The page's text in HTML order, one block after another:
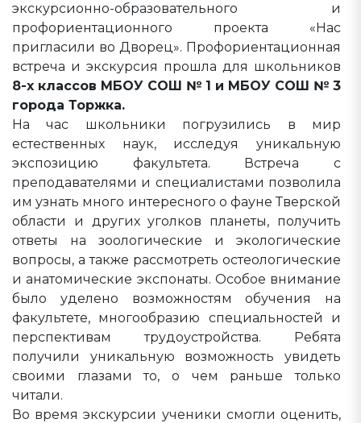
экскурсионно-образовательного и
профориентационного проекта «Нас
пригласили во Дворец». Профориентационная
встреча и экскурсия прошла для школьников
8-х классов МБОУ СОШ № 1 и МБОУ СОШ № 3
города Торжка.
На час школьники погрузились в мир
естественных наук, исследуя уникальную
экспозицию факультета. Встреча с
преподавателями и специалистами позволила
им узнать много интересного о фауне Тверской
области и других уголков планеты, получить
ответы на зоологические и экологические
вопросы, а также рассмотреть остеологические
и анатомические экспонаты. Особое внимание
было уделено возможностям обучения на
факультете, многообразию специальностей и
перспективам трудоустройства. Ребята
получили уникальную возможность увидеть
своими глазами то, о чем раньше только
читали.
Во время экскурсии ученики смогли оценить,